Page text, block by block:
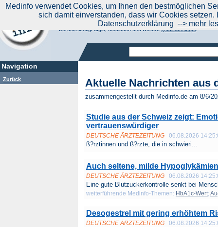
Navigation
Zurück
Aktuelle Nachrichten|
Suchen Sie noch oder Finden Sie schon?
Medinfo.de - Meta-Portal für Gesundheitsthemen
Berücksichtigt afgis, Medisuch und weitereQualitätssiegel.
Aktuelle Nachrichten aus
zusammengestellt durch Medinfo.de am 8/6/
Studie aus der Schweiz zeigt:
vertrauenswürdiger
DEUTSCHE ÄRZTEZEITUNG 06.08.2026
ß?rztinnen und ß?rzte, die in schwieri...
Auch seltene, milde
DEUTSCHE ÄRZTEZEITUNG 06.08.2026
Eine gute Blutzuckerkontrolle senkt bei
weiterführende Medinfo-Themen: HbA1c-Wert;
Desogestrel mit gering erhöhtem
DEUTSCHE ÄRZTEZEITUNG 06.08.2026
Medinfo verwendet Cookies, um Ihnen den bestmöglichen
sich damit einverstanden, dass wir Cookies
Datenschutzerklärung --> mehr